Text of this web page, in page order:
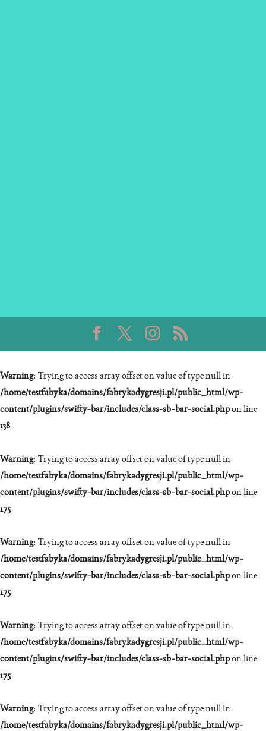
Warning: Trying to access array offset on value of type null in
/home/testfabyka/domains/fabrykadygresji.pl/public_html/wp-
content/plugins/swifty-bar/includes/class-sb-bar-social.phpon line
138
Warning: Trying to access array offset on value of type null in
/home/testfabyka/domains/fabrykadygresji.pl/public_html/wp-
content/plugins/swifty-bar/includes/class-sb-bar-social.phpon line
175
Warning: Trying to access array offset on value of type null in
/home/testfabyka/domains/fabrykadygresji.pl/public_html/wp-
content/plugins/swifty-bar/includes/class-sb-bar-social.phpon line
175
Warning: Trying to access array offset on value of type null in
/home/testfabyka/domains/fabrykadygresji.pl/public_html/wp-
content/plugins/swifty-bar/includes/class-sb-bar-social.phpon line
175
Warning: Trying to access array offset on value of type null in
/home/testfabyka/domains/fabrykadygresji.pl/public_html/wp-